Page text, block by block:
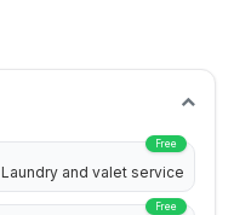
Free
Laundry and valet service
Free